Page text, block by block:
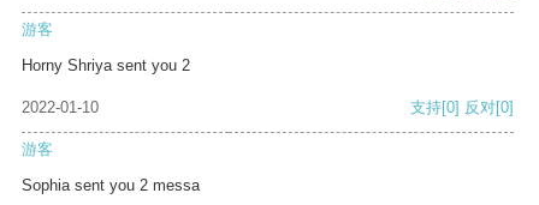
游客
Horny Shriya sent you 2
2022-01-10 支持[0] 反对[0]
游客
Sophia sent you 2 messa